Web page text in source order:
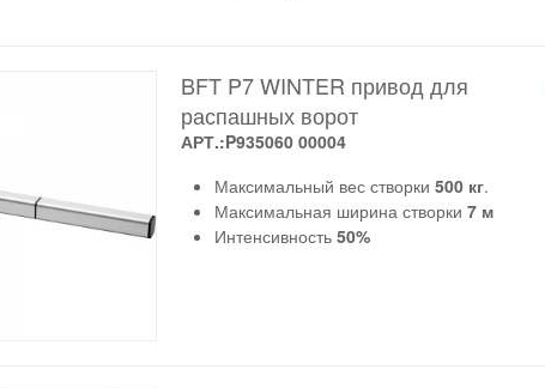
BFT P7 WINTER привод для
распашных ворот
АРТ.:P935060 00004
Максимальный вес створки 500 кг.
Максимальная ширина створки 7 м
Интенсивность 50%